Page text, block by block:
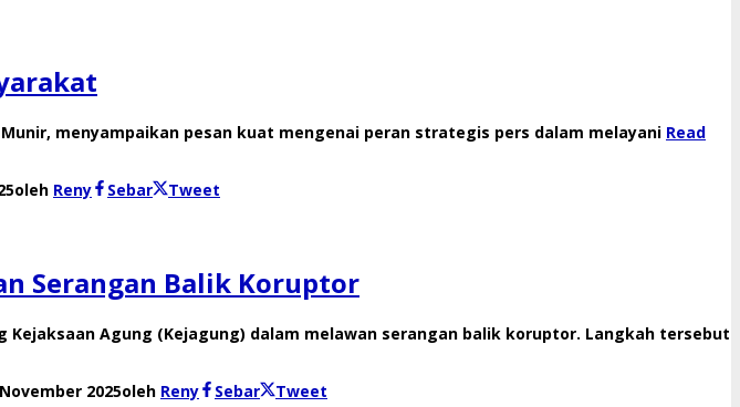
menyampaikan pesan kuat mengenai peran strategis pers dalam melayani Read
oleh Reny Sebar
Tweet
Serangan Balik Koruptor
Kejaksaan Agung (Kejagung) dalam melawan serangan balik koruptor. Langkah tersebut
2025oleh Reny Sebar
Tweet